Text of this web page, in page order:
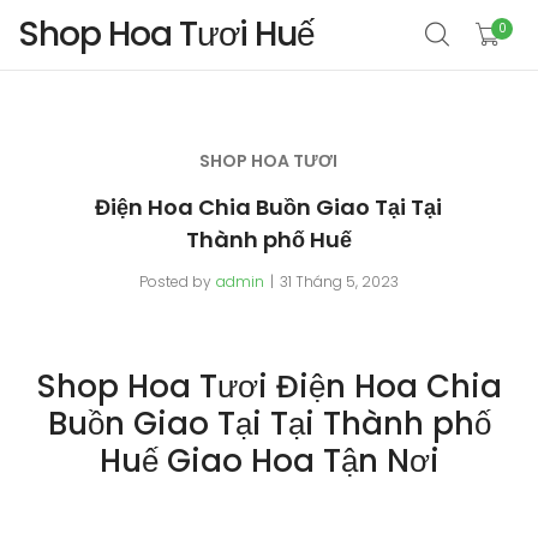
Shop Hoa Tươi Huế 0
SHOP HOA TƯƠI
Điện Hoa Chia Buồn Giao Tại Tại
Thành phố Huế
Posted by admin 31 Tháng 5, 2023
Shop Hoa Tươi Điện Hoa Chia
Buồn Giao Tại Tại Thành phố
Huế Giao Hoa Tận Nơi